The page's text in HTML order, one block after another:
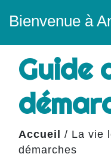
Bienvenue à
Guide
Accueil / La vie
démarches